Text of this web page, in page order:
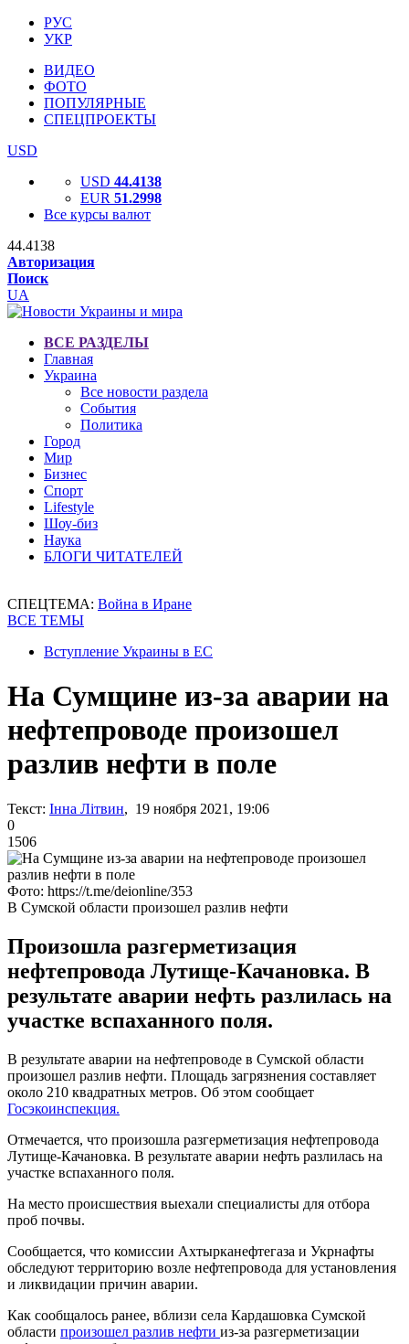
РУС
УКР
ВИДЕО
ФОТО
ПОПУЛЯРНЫЕ
СПЕЦПРОЕКТЫ
USD
USD 44.4138
EUR 51.2998
Все курсы валют
44.4138
Авторизация
Поиск
UA
ВСЕ РАЗДЕЛЫ
Главная
Украина
Все новости раздела
События
Политика
Город
Мир
Бизнес
Спорт
Lifestyle
Шоу-биз
Наука
БЛОГИ ЧИТАТЕЛЕЙ
СПЕЦТЕМА: Война в Иране
ВСЕ ТЕМЫ
Вступление Украины в ЕС
На Сумщине из-за аварии на
нефтепроводе произошел
разлив нефти в поле
Текст: Інна Літвин, 19 ноября 2021, 19:06
0
1506
Фото: https://t.me/deionline/353
В Сумской области произошел разлив нефти
Произошла разгерметизация
нефтепровода Лутище-Качановка. В
результате аварии нефть разлилась на
участке вспаханного поля.
В результате аварии на нефтепроводе в Сумской области
произошел разлив нефти. Площадь загрязнения составляет
около 210 квадратных метров. Об этом сообщает
Госэкоинспекция.
Отмечается, что произошла разгерметизация нефтепровода
Лутище-Качановка. В результате аварии нефть разлилась на
участке вспаханного поля.
На место происшествия выехали специалисты для отбора
проб почвы.
Сообщается, что комиссии Ахтырканефтегаза и Укрнафты
обследуют территорию возле нефтепровода для установления
и ликвидации причин аварии.
Как сообщалось ранее, вблизи села Кардашовка Сумской
области произошел разлив нефти из-за разгерметизации